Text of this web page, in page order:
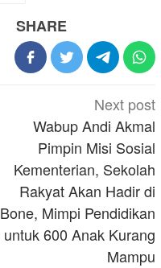
SHARE
Next post
Wabup Andi Akmal
Pimpin Misi Sosial
Kementerian, Sekolah
Rakyat Akan Hadir di
Bone, Mimpi Pendidikan
untuk 600 Anak Kurang
Mampu